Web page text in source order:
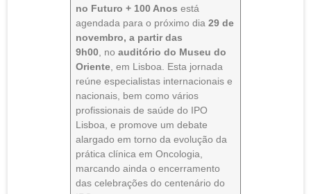
no Futuro + 100 Anos está
agendada para o próximo dia29 de
novembro, a partir das
9h00 , noauditório do Museu do
Oriente , em Lisboa. Esta jornada
reúne especialistas internacionais e
nacionais, bem como vários
profissionais de saúde do IPO
Lisboa, e promove um debate
alargado em torno da evolução da
prática clínica em Oncologia,
marcando ainda o encerramento
das celebrações do centenário do